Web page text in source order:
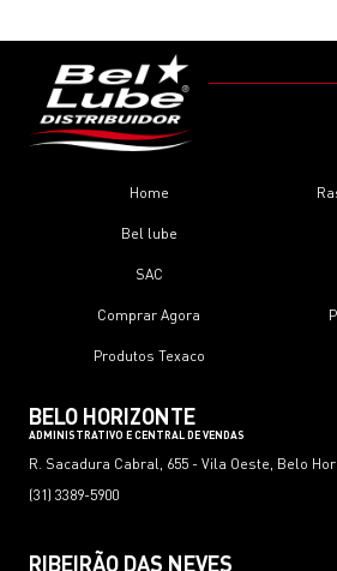
Home
Bel lube
SAC
Comprar Agora
Produtos Texaco
BELO HORIZONTE
ADMINISTRATIVO E CENTRAL DE VENDAS
R. Sacadura Cabral, 655 - Vila Oeste, Belo
(31) 3389-5900
RIBEIRÃO DAS NEVES